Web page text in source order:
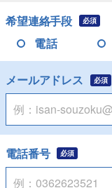
希望連絡手段 必須
電話
メールアドレス 必須
電話番号 必須